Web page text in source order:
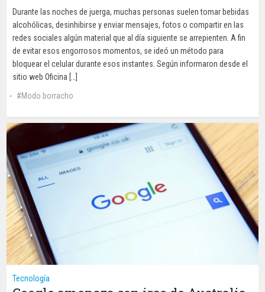
Durante las noches de juerga, muchas personas suelen tomar bebidas
alcohólicas, desinhibirse y enviar mensajes, fotos o compartir en las
redes sociales algún material que al día siguiente se arrepienten. A fin
de evitar esos engorrosos momentos, se ideó un método para
bloquear el celular durante esos instantes. Según informaron desde el
sitio web Oficina […]
Modo borracho
Tecnología